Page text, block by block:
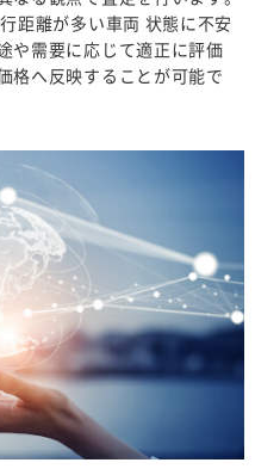
距離が多い車両 状態に不安
や需要に応じて適正に評価
格へ反映することが可能で